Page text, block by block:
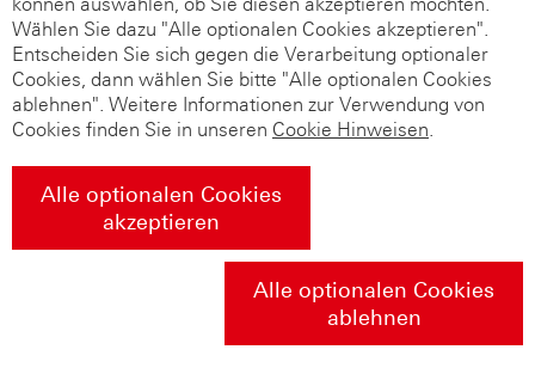
Wählen Sie dazu "Alle optionalen Cookies akzeptieren".
Entscheiden Sie sich gegen die Verarbeitung optionaler
Cookies, dann wählen Sie bitte "Alle optionalen Cookies
ablehnen". Weitere Informationen zur Verwendung von
Cookies finden Sie in unseren Cookie Hinweisen.
Alle optionalen Cookies
akzeptieren
Alle optionalen Cookies
ablehnen